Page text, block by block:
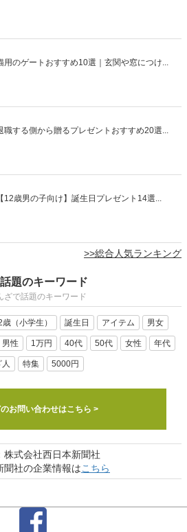
用のゲートおすすめ10選｜玄関や窓につけ...
職する側から贈るプレゼントおすすめ20選...
12歳男の子向け】誕生日プレゼント14選...
>>総合人気ランキング
題のキーワード
ざで話題のキーワード
（小学生） 誕生日 アイテム 男女
男性 1万円 40代 50代 女性 年代
特集 5000円
お問い合わせはこちら >
株式会社西日本新聞社
社の企業情報はこちら